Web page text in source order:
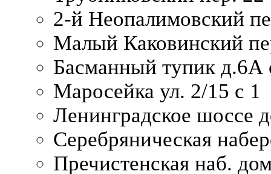
2-й Неопалимовский
Малый Каковинский
Басманный тупик д.6А
Маросейка ул. 2/15 с 1
Ленинградское шоссе
Серебряническая
Пречистенская наб.